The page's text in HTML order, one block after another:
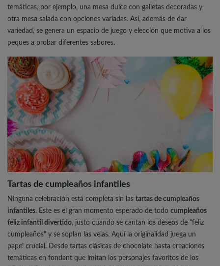
temáticas, por ejemplo, una mesa dulce con galletas decoradas y
otra mesa salada con opciones variadas. Así, además de dar
variedad, se genera un espacio de juego y elección que motiva a los
peques a probar diferentes sabores.
Tartas de cumpleaños infantiles
Ninguna celebración está completa sin las tartas de cumpleaños
infantiles. Este es el gran momento esperado de todo cumpleaños
feliz infantil divertido, justo cuando se cantan los deseos de "feliz
cumpleaños" y se soplan las velas. Aquí la originalidad juega un
papel crucial. Desde tartas clásicas de chocolate hasta creaciones
temáticas en fondant que imitan los personajes favoritos de los